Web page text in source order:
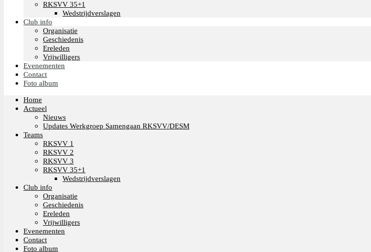
RKSVV 35+1
Wedstrijdverslagen
Club info
Organisatie
Geschiedenis
Ereleden
Vrijwilligers
Evenementen
Contact
Foto album
Home
Actueel
Nieuws
Updates Werkgroep Samengaan RKSVV/DESM
Teams
RKSVV 1
RKSVV 2
RKSVV 3
RKSVV 35+1
Wedstrijdverslagen
Club info
Organisatie
Geschiedenis
Ereleden
Vrijwilligers
Evenementen
Contact
Foto album